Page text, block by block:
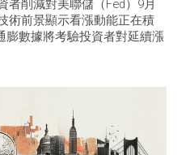
者削減對美聯儲（Fed）9月
術前景顯示看漲動能正在積
膨數據將考驗投資者對延續漲